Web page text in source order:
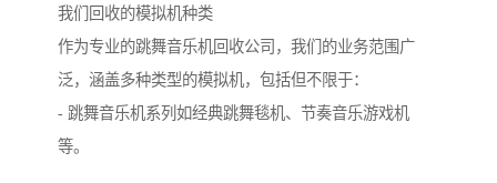
我们回收的模拟机种类
作为专业的跳舞音乐机回收公司，我们的业务范围广
泛，涵盖多种类型的模拟机，包括但不限于：
- 跳舞音乐机系列如经典跳舞毯机、节奏音乐游戏机
等。